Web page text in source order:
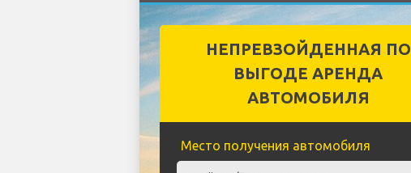
НЕПРЕВЗОЙДЕННАЯ ПО
ВЫГОДЕ АРЕНДА
АВТОМОБИЛЯ
Место получения автомобиля